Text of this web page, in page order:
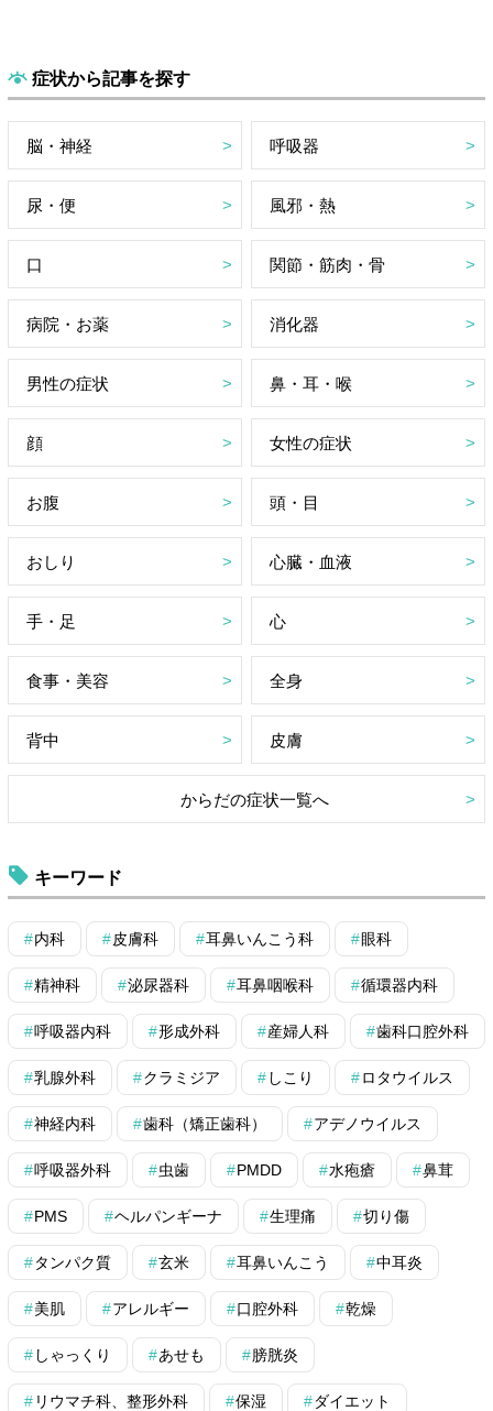
症状から記事を探す
脳・神経 呼吸器
尿・便 風邪・熱
口 関節・筋肉・骨
病院・お薬 消化器
男性の症状 鼻・耳・喉
顔 女性の症状
お腹 頭・目
おしり 心臓・血液
手・足 心
食事・美容 全身
背中 皮膚
からだの症状一覧へ
キーワード
内科 皮膚科 耳鼻いんこう科 眼科
精神科 泌尿器科 耳鼻咽喉科 循環器内科
呼吸器内科 形成外科 産婦人科 歯科口腔外科
乳腺外科 クラミジア しこり ロタウイルス
神経内科 歯科（矯正歯科） アデノウイルス
呼吸器外科 虫歯 PMDD 水疱瘡 鼻茸
PMS ヘルパンギーナ 生理痛 切り傷
タンパク質 玄米 耳鼻いんこう 中耳炎
美肌 アレルギー 口腔外科 乾燥
しゃっくり あせも 膀胱炎
リウマチ科、整形外科 保湿 ダイエット